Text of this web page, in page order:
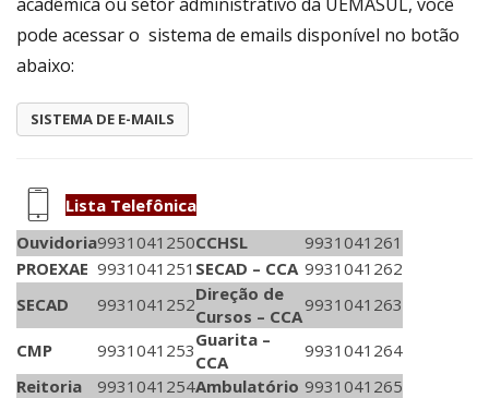
pode acessar o sistema de emails disponível no botão
abaixo:
SISTEMA DE E-MAILS
mobile
icon
Lista Telefônica
Ouvidoria9931041250CCHSL
9931041261
PROEXAE 9931041251 SECAD – CCA 9931041262
SECAD
9931041252Direção de
Cursos – CCA
9931041263
CMP 9931041253Guarita –
CCA
9931041264
Reitoria
9931041254Ambulatório 9931041265